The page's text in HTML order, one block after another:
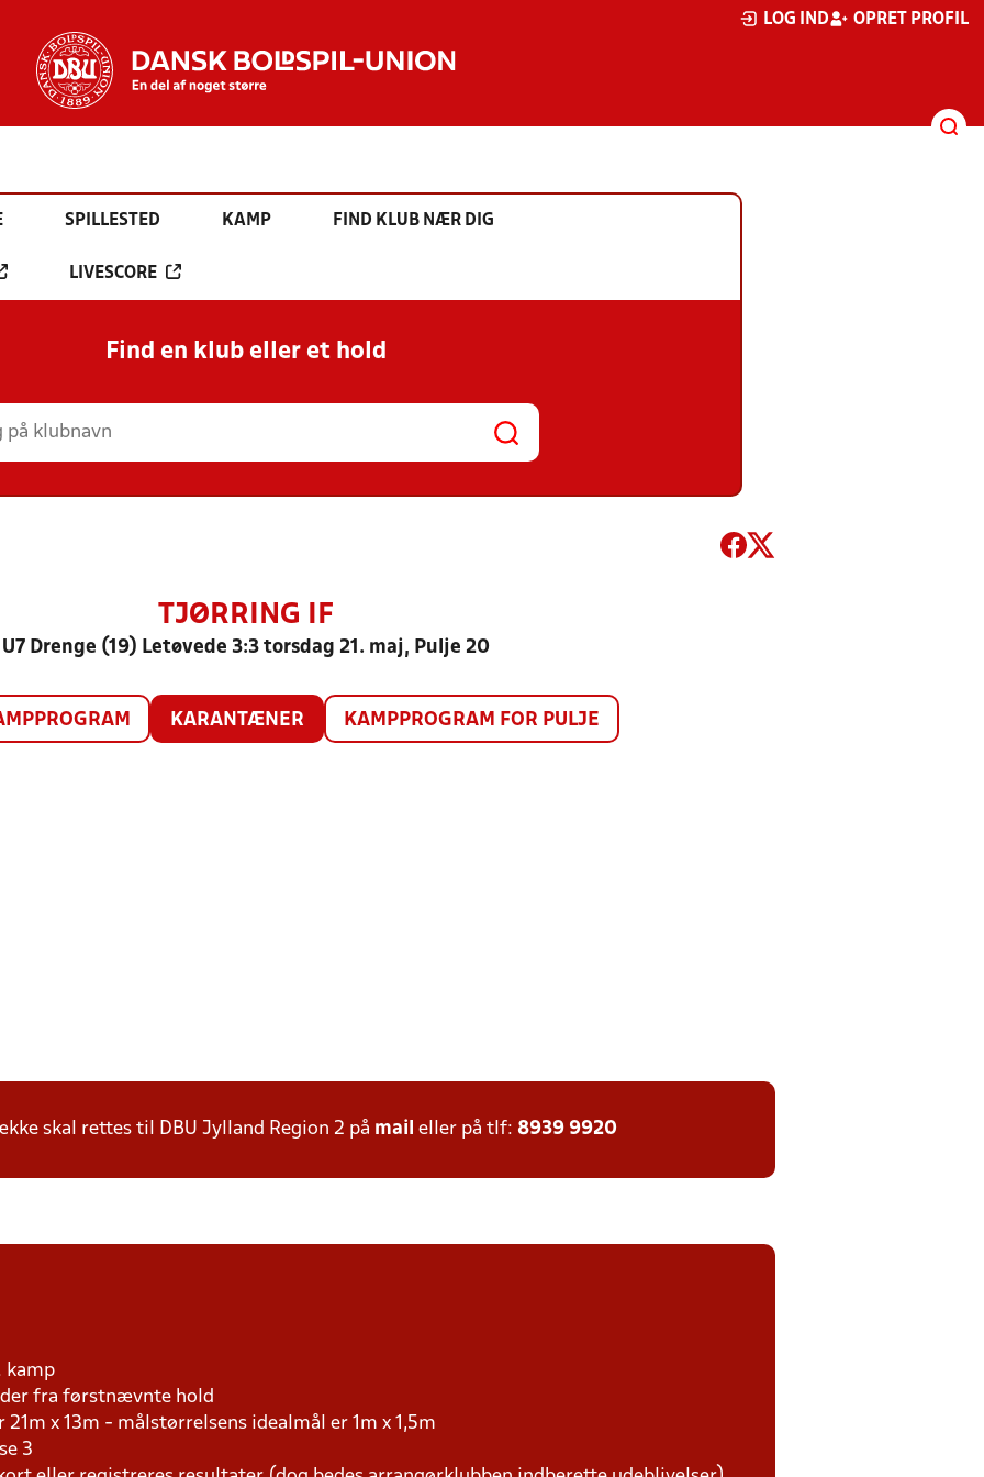
LOG IND OPRET PROFIL
SPILLESTED KAMP FIND KLUB NÆR DIG
LIVESCORE
Find en klub eller et hold
TJØRRING IF
U7 Drenge (19) Letøvede 3:3 torsdag 21. maj, Pulje 20
KARANTÆNER KAMPPROGRAM FOR PULJE
skal rettes til DBU Jylland Region 2 på mail eller på tlf: 8939 9920
kamp
fra førstnævnte hold
x 13m - målstørrelsens idealmål er 1m x 1,5m
3